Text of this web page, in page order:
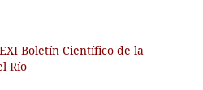
Boletín Científico de la
Río